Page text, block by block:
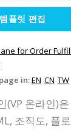
플릿 편집
for Order
in:EN CN TW
(VP 온라인)
조직도, 플